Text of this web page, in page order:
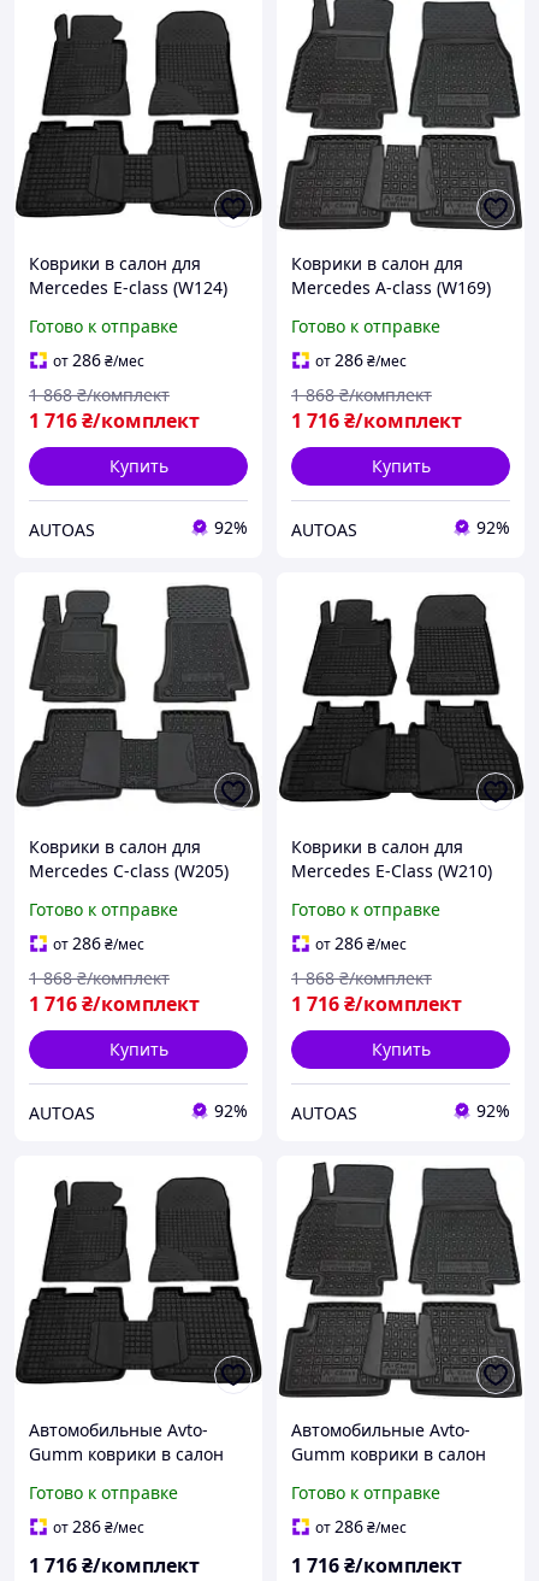
Коврики в салон для
Mercedes E-class (W124)
В124, Avto-Gumm,
Чёрные
Готово к отправке
от286₴/мес
1 716₴/комплект
1 868 ₴/комплект
Купить
AUTOAS 92%
Коврики в салон для
Mercedes A-class (W169)
В169, Avto-Gumm,
Чёрные
Готово к отправке
от286₴/мес
1 716₴/комплект
1 868 ₴/комплект
Купить
AUTOAS 92%
Коврики в салон для
Mercedes C-class (W205)
В205, Avto-Gumm,
Чёрные
Готово к отправке
от286₴/мес
1 716₴/комплект
1 868 ₴/комплект
Купить
AUTOAS 92%
Коврики в салон для
Mercedes E-Class (W210)
В210, Avto-Gumm,
Чёрные
Готово к отправке
от286₴/мес
1 716₴/комплект
1 868 ₴/комплект
Купить
AUTOAS 92%
Автомобильные Avto-
Gumm коврики в салон
1984-1996/ Мерседес
В124
Готово к отправке
от286₴/мес
1 716₴/комплект
Автомобильные Avto-
Gumm коврики в салон
2004-2011/ Мерседес
В169
Готово к отправке
от286₴/мес
1 716₴/комплект